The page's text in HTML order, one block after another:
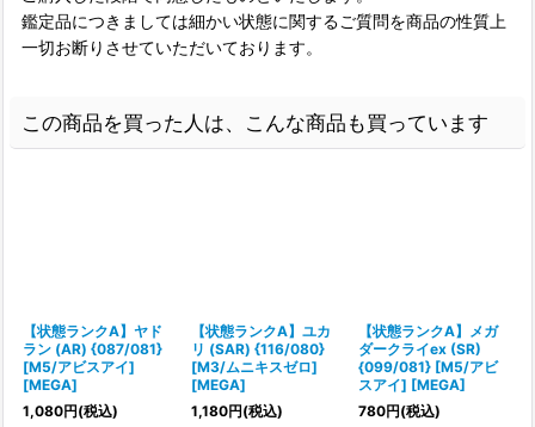
鑑定品につきましては細かい状態に関するご質問を商品の性質上
一切お断りさせていただいております。
この商品を買った人は、こんな商品も買っています
【状態ランクA】ヤド
ラン (AR) {087/081}
[M5/アビスアイ]
[MEGA]
1,080円(税込)
【状態ランクA】ユカ
リ (SAR) {116/080}
[M3/ムニキスゼロ]
[MEGA]
1,180円(税込)
【状態ランクA】メガ
ダークライex (SR)
{099/081} [M5/アビ
スアイ] [MEGA]
780円(税込)